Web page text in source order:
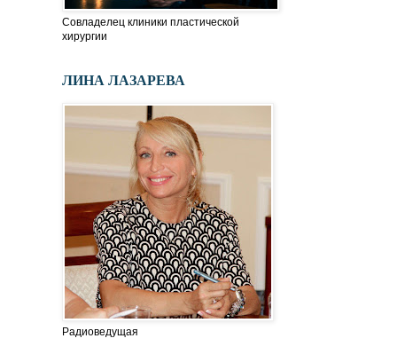
Совладелец клиники пластической
хирургии
ЛИНА ЛАЗАРЕВА
Радиоведущая